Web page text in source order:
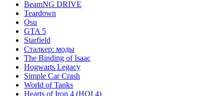
BeamNG DRIVE
Teardown
Osu
GTA 5
Starfield
Сталкер: моды
The Binding of Isaac
Hogwarts Legacy
Simple Car Crash
World of Tanks
Hearts of Iron 4 (HOI 4)